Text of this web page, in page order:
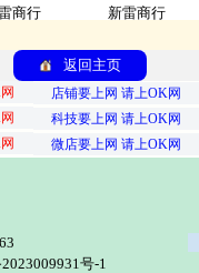
商行 新雷商行
返回主页
店铺要上网 请上OK网
科技要上网 请上OK网
微店要上网 请上OK网
号-1